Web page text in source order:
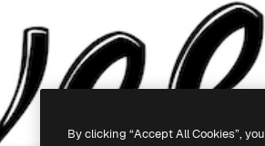
By clicking “Accept All Cookies”,